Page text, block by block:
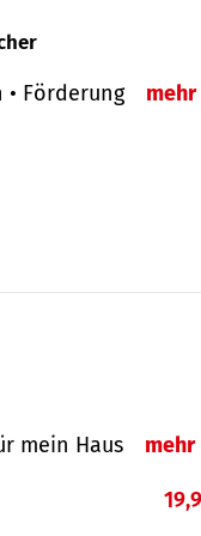
• Förderung mehr
mein Haus mehr